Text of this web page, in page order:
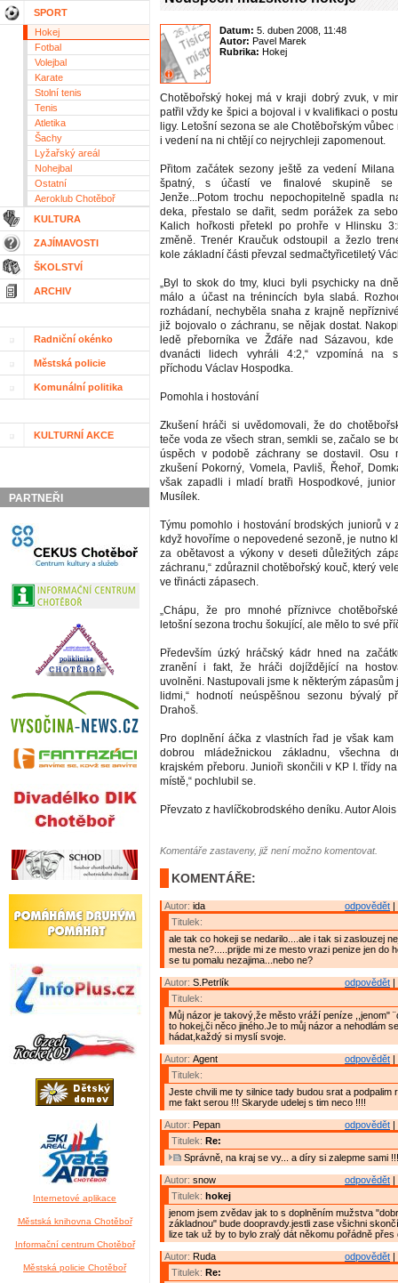
SPORT
Hokej
Fotbal
Volejbal
Karate
Stolní tenis
Tenis
Atletika
Šachy
Lyžařský areál
Nohejbal
Ostatní
Aeroklub Chotěboř
KULTURA
ZAJÍMAVOSTI
ŠKOLSTVÍ
ARCHIV
Radniční okénko
Městská policie
Komunální politika
KULTURNÍ AKCE
PARTNEŘI
Internetové aplikace
Městská knihovna Chotěboř
Informační centrum Chotěboř
Městská policie Chotěboř
Datum: 5. duben 2008, 11:48
Autor: Pavel Marek
Rubrika: Hokej
Chotěbořský hokej má v kraji dobrý zvuk, v
patřil vždy ke špici a bojoval i v kvalifikaci o
ligy. Letošní sezona se ale Chotěbořským
i vedení na ni chtějí co nejrychleji zapomenout.
Přitom začátek sezony ještě za vedení
špatný, s účastí ve finalové skupině se
Jenže...Potom trochu nepochopitelně spadla
deka, přestalo se dařit, sedm porážek za
Kalich hořkosti přetekl po prohře v Hlinsku
změně. Trenér Kraučuk odstoupil a žezlo
kole základní části převzal sedmačtyřicetiletý
„Byl to skok do tmy, kluci byli psychicky na
málo a účast na trénincích byla slabá.
rozhádaní, nechyběla snaha z krajně
již bojovalo o záchranu, se nějak dostat.
ledě přeborníka ve Žďáře nad Sázavou,
dvanácti lidech vyhráli 4:2,“ vzpomíná na
příchodu Václav Hospodka.
Pomohla i hostování
Zkušení hráči si uvědomovali, že do
teče voda ze všech stran, semkli se, začalo se
úspěch v podobě záchrany se dostavil. Osu
zkušení Pokorný, Vomela, Pavliš, Řehoř,
však zapadli i mladí bratři Hospodkové,
Musílek.
Týmu pomohlo i hostování brodských juniorů v
když hovoříme o nepovedené sezoně, je nutno
za obětavost a výkony v deseti důležitých
záchranu,“ zdůraznil chotěbořský kouč, který
ve třinácti zápasech.
„Chápu, že pro mnohé příznivce
letošní sezona trochu šokující, ale mělo to své
Především úzký hráčský kádr hned na
zranění i fakt, že hráči dojíždějící na
uvolněni. Nastupovali jsme k některým zápasům
lidmi,“ hodnotí neúspěšnou sezonu bývalý
Drahoš.
Pro doplnění áčka z vlastních řad je však kam
dobrou mládežnickou základnu, všechna
krajském přeboru. Junioři skončili v KP I. třídy
místě,“ pochlubil se.
Převzato z havlíčkobrodského deníku. Autor
Komentáře zastaveny, již není možno komentovat.
KOMENTÁŘE:
odpovědět |
Autor: ida
Titulek:
ale tak co hokeji se nedarilo....ale i tak si zaslouzej
mesta ne?.....prijde mi ze mesto vrazi penize jen do
se tu pomalu nezajima...nebo ne?
odpovědět |
Autor: S.Petrlík
Titulek:
Můj názor je takový,že město vráží peníze ,,jenom"
to hokej,či něco jiného.Je to můj názor a nehodlám
hádat,každý si myslí svoje.
odpovědět |
Autor: Agent
Titulek:
Jeste chvili me ty silnice tady budou srat a podpalim
me fakt serou !!! Skaryde udelej s tim neco !!!!
odpovědět |
Autor: Pepan
Titulek: Re:
Správně, na kraj se vy... a díry si zalepme sami !!!
odpovědět |
Autor: snow
Titulek: hokej
jenom jsem zvědav jak to s doplněním mužstva
základnou" bude doopravdy.jestli zase všichni
lize tak už by to bylo zralý dát někomu pořádně přes
odpovědět |
Autor: Ruda
Titulek: Re: